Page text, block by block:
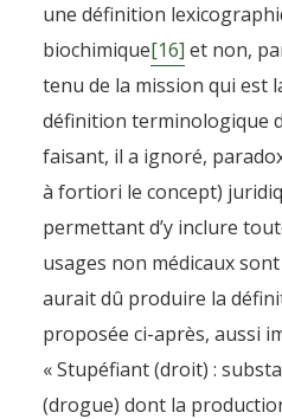
une définition
biochimique[16] et non,
tenu de la mission qui est
définition terminologique
faisant, il a ignoré,
à fortiori le concept)
permettant d’y inclure
usages non médicaux
aurait dû produire la
proposée ci-après, aussi
« Stupéfiant (droit) :
(drogue) dont la